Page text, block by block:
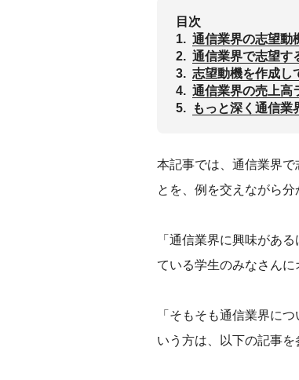
目次
1. 通信業界の志望動
2. 通信業界で志望す
3. 志望動機を作成し
4. 通信業界の売上高
5.
もっと深く通信業
本記事では、通信業界
とを、例を交えながら分
「通信業界に興味があ
ている学生のみなさんに
「そもそも通信業界に
いう方は、以下の記事を